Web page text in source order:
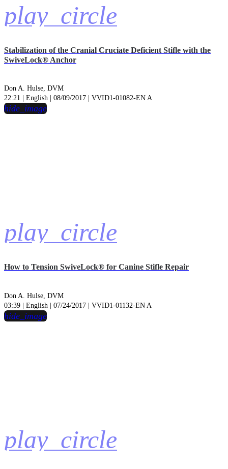
play_circle
Stabilization of the Cranial Cruciate Deficient Stifle with the
SwiveLock® Anchor
Don A. Hulse, DVM
22:21 | English | 08/09/2017 | VVID1-01082-EN A
play_circle
hide_image
How to Tension SwiveLock® for Canine Stifle Repair
Don A. Hulse, DVM
03:39 | English | 07/24/2017 | VVID1-01132-EN A
play_circle
hide_image